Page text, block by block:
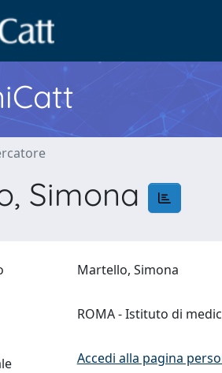
Simona
Martello, Simona
ROMA - Istituto di
Accedi alla pagina